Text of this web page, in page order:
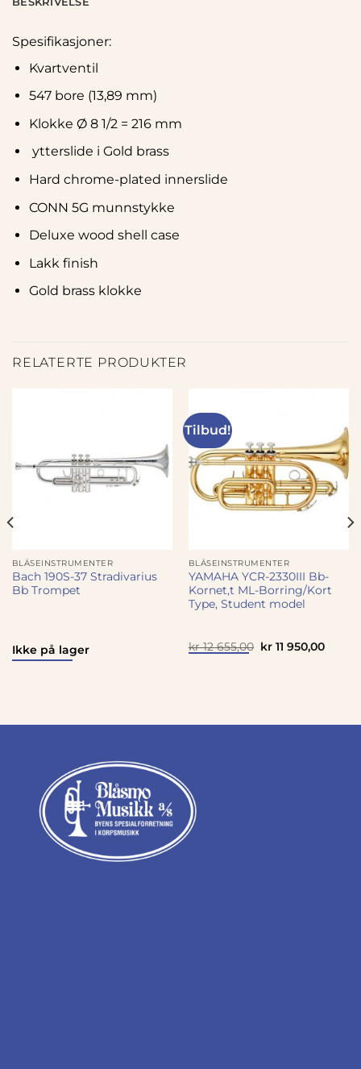
Spesifikasjoner:
Kvartventil
547 bore (13,89 mm)
Klokke Ø 8 1/2 = 216 mm
ytterslide i Gold brass
Hard chrome-plated innerslide
CONN 5G munnstykke
Deluxe wood shell case
Lakk finish
Gold brass klokke
RELATERTE PRODUKTER
BLÅSEINSTRUMENTER
Bach 190S-37 Stradivarius
Bb Trompet
Ikke på lager
Tilbud!
BLÅSEINSTRUMENTER
YAMAHA YCR-2330III Bb-
Kornet,t ML-Borring/Kort
Type, Student model
kr12 655,00 Opprinnelig
kr11 950,00